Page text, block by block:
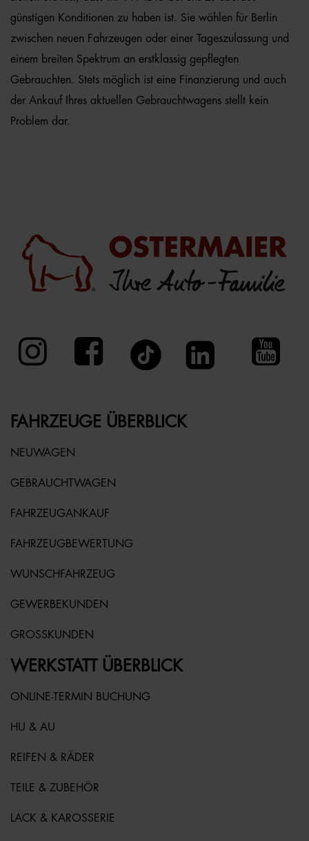
günstigen Konditionen zu haben ist. Sie wählen für Berlin
zwischen neuen Fahrzeugen oder einer Tageszulassung und
einem breiten Spektrum an erstklassig gepflegten
Gebrauchten. Stets möglich ist eine Finanzierung und auch
der Ankauf Ihres aktuellen Gebrauchtwagens stellt kein
Problem dar.
FAHRZEUGE ÜBERBLICK
NEUWAGEN
GEBRAUCHTWAGEN
FAHRZEUGANKAUF
FAHRZEUGBEWERTUNG
WUNSCHFAHRZEUG
GEWERBEKUNDEN
GROSSKUNDEN
WERKSTATT ÜBERBLICK
ONLINE-TERMIN BUCHUNG
HU & AU
REIFEN & RÄDER
TEILE & ZUBEHÖR
LACK & KAROSSERIE